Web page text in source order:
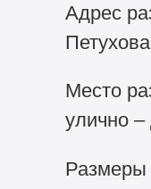
Адрес
Место
улично –
Размеры